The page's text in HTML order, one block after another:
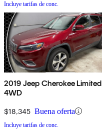
Incluye tarifas de conc.
2019 Jeep Cherokee Limited
4WD
$18,345 Buena oferta
Incluye tarifas de conc.